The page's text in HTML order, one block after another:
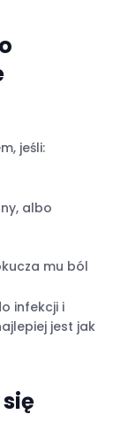
jeśli:
albo
mu ból
infekcji i
jest jak